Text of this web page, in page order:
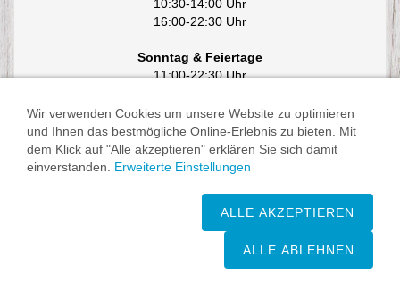
10:30-14:00 Uhr
16:00-22:30 Uhr
Sonntag & Feiertage
11:00-22:30 Uhr
Wir verwenden Cookies um unsere Website zu optimieren
und Ihnen das bestmögliche Online-Erlebnis zu bieten. Mit
dem Klick auf "Alle akzeptieren" erklären Sie sich damit
einverstanden. Erweiterte Einstellungen
ALLE AKZEPTIEREN
ALLE ABLEHNEN